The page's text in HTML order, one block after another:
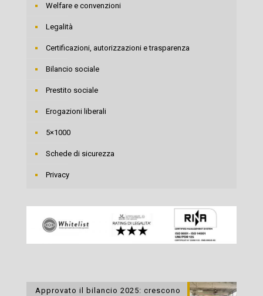
Welfare e convenzioni
Legalità
Certificazioni, autorizzazioni e trasparenza
Bilancio sociale
Prestito sociale
Erogazioni liberali
5×1000
Schede di sicurezza
Privacy
Approvato il bilancio 2025: crescono